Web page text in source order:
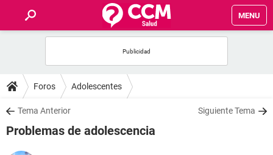
MENU
FOROS
SALUD
Foros Adolescentes
Tema Anterior Siguiente Tema
Problemas de adolescencia